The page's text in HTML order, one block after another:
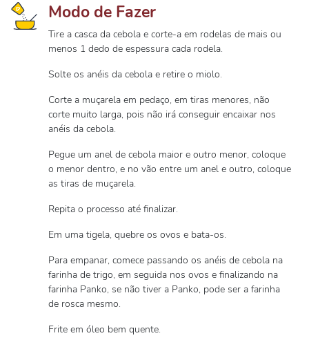
Modo de Fazer
Tire a casca da cebola e corte-a em rodelas de mais ou
menos 1 dedo de espessura cada rodela.
Solte os anéis da cebola e retire o miolo.
Corte a muçarela em pedaço, em tiras menores, não
corte muito larga, pois não irá conseguir encaixar nos
anéis da cebola.
Pegue um anel de cebola maior e outro menor, coloque
o menor dentro, e no vão entre um anel e outro, coloque
as tiras de muçarela.
Repita o processo até finalizar.
Em uma tigela, quebre os ovos e bata-os.
Para empanar, comece passando os anéis de cebola na
farinha de trigo, em seguida nos ovos e finalizando na
farinha Panko, se não tiver a Panko, pode ser a farinha
de rosca mesmo.
Frite em óleo bem quente.